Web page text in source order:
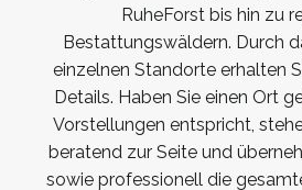
RuheForst bis hin zu
Bestattungswäldern. Durch
einzelnen Standorte erhalten
Details. Haben Sie einen Ort
Vorstellungen entspricht,
beratend zur Seite und
sowie professionell die